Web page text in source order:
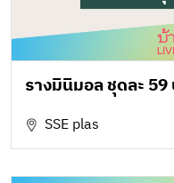
รางมินิมอล ชุดละ
SSE plas